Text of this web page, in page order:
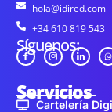
hola@idired.com
+34 610 819 543
Síguenos:
Servicios
Cartelería